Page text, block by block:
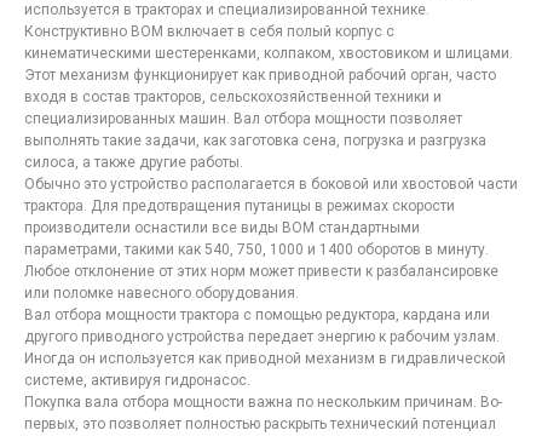
используется в тракторах и специализированной технике.
Конструктивно ВОМ включает в себя полый корпус с
кинематическими шестеренками, колпаком, хвостовиком и шлицами.
Этот механизм функционирует как приводной рабочий орган, часто
входя в состав тракторов, сельскохозяйственной техники и
специализированных машин. Вал отбора мощности позволяет
выполнять такие задачи, как заготовка сена, погрузка и разгрузка
силоса, а также другие работы.
Обычно это устройство располагается в боковой или хвостовой части
трактора. Для предотвращения путаницы в режимах скорости
производители оснастили все виды ВОМ стандартными
параметрами, такими как 540, 750, 1000 и 1400 оборотов в минуту.
Любое отклонение от этих норм может привести к разбалансировке
или поломке навесного оборудования.
Вал отбора мощности трактора с помощью редуктора, кардана или
другого приводного устройства передает энергию к рабочим узлам.
Иногда он используется как приводной механизм в гидравлической
системе, активируя гидронасос.
Покупка вала отбора мощности важна по нескольким причинам. Во-
первых, это позволяет полностью раскрыть технический потенциал